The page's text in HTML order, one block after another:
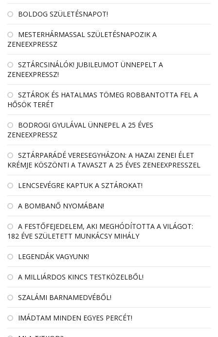
BOLDOG SZÜLETÉSNAPOT!
MESTERHÁRMASSAL SZÜLETÉSNAPOZIK A
ZENEEXPRESSZ
SZTÁRCSINÁLÓK! JUBILEUMOT ÜNNEPELT A
ZENEEXPRESSZ!
SZTÁROK ÉS HATALMAS TÖMEG ROBBANTOTTA FEL A
HŐSÖK TERÉT
BODROGI GYULÁVAL ÜNNEPEL A 25 ÉVES
ZENEEXPRESSZ
SZTÁRPARÁDÉ VERESEGYHÁZON: A HAZAI ZENEI ÉLET
KRÉMJE KÖSZÖNTI A TAVASZT A 25 ÉVES ZENEEXPRESSZEL
LENCSEVÉGRE KAPTUK A SZTÁROKAT!
A BOMBANŐ NYOMÁBAN!
A FESTŐFEJEDELEM, AKI MEGHÓDÍTOTTA A VILÁGOT:
182 ÉVE SZÜLETETT MUNKÁCSY MIHÁLY
LEGENDÁK VAGYUNK!
A MILLIÁRDOS KINCS TESTKÖZELBŐL!
SZALÁMI BARNAMEDVÉBŐL!
IMÁDTAM MINDEN EGYES PERCÉT!